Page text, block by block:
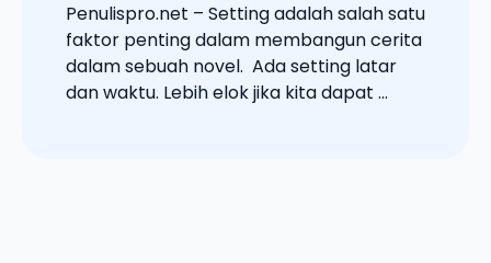
Penulispro.net – Setting adalah salah satu
faktor penting dalam membangun cerita
dalam sebuah novel. Ada setting latar
dan waktu. Lebih elok jika kita dapat ...